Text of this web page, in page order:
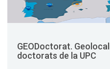
GEODoctorat.
doctorats de la UPC